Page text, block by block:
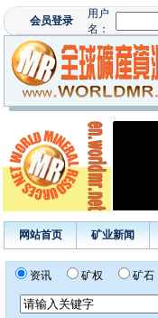
网站首页 矿业新闻
资讯 矿权 矿石